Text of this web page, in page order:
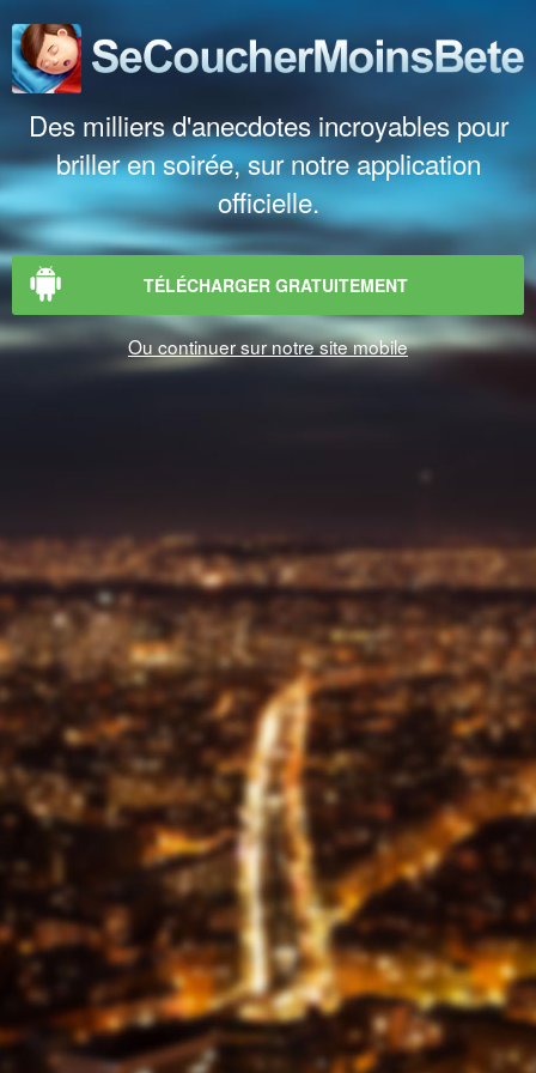
Des milliers d'anecdotes incroyables pour
briller en soirée, sur notre application
officielle.
TÉLÉCHARGER GRATUITEMENT
Ou continuer sur notre site mobile